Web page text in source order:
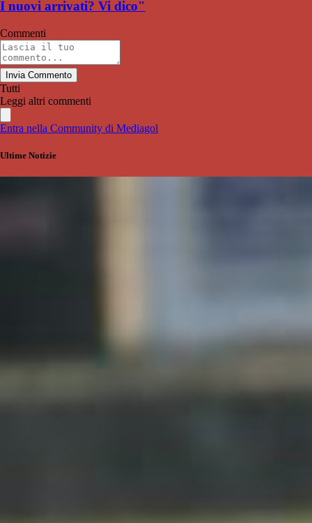
I nuovi arrivati? Vi dico"
Commenti
Invia Commento
Tutti
Leggi altri commenti
Entra nella Community di Mediagol
Ultime Notizie